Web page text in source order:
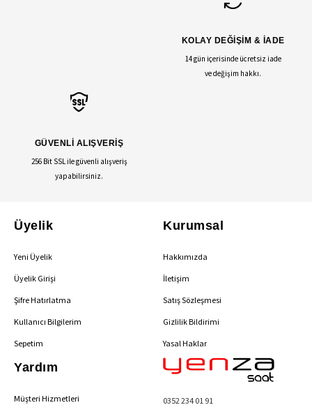
KOLAY DEĞİŞİM & İADE
14 gün içerisinde ücretsiz iade
ve değişim hakkı.
GÜVENLİ ALIŞVERİŞ
256 Bit SSL ile güvenli alışveriş
yapabilirsiniz.
Üyelik
Yeni Üyelik
Üyelik Girişi
Şifre Hatırlatma
Kullanıcı Bilgilerim
Sepetim
Kurumsal
Hakkımızda
İletişim
Satış Sözleşmesi
Gizlilik Bildirimi
Yasal Haklar
Yardım
Müşteri Hizmetleri 0352 234 01 91